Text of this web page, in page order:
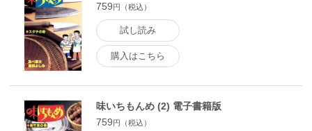
759円（税込）
試し読み
購入はこちら
味いちもんめ (2) 電子書籍版
759円（税込）